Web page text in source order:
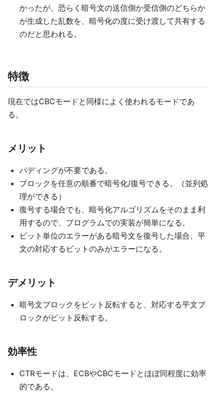
かったが、恐らく暗号文の送信側か受信側のどちらか
が生成した乱数を、暗号化の度に受け渡して共有する
のだと思われる。
特徴
現在ではCBCモードと同様によく使われるモードであ
る。
メリット
パディングが不要である。
ブロックを任意の順番で暗号化/復号できる。（並列処
理ができる）
復号する場合でも、暗号化アルゴリズムをそのまま利
用するので、プログラムでの実装が簡単になる。
ビット単位のエラーがある暗号文を復号した場合、平
文の対応するビットのみがエラーになる。
デメリット
暗号文ブロックをビット反転すると、対応する平文ブ
ロックがビット反転する。
効率性
CTRモードは、ECBやCBCモードとほぼ同程度に効率
的である。